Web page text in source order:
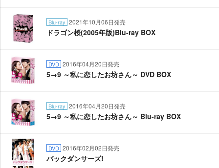
Blu-ray 2021年10月06日発売
ドラゴン桜(2005年版)Blu-ray BOX
DVD 2016年04月20日発売
5→9 ～私に恋したお坊さん～ DVD BOX
Blu-ray 2016年04月20日発売
5→9 ～私に恋したお坊さん～ Blu-ray BOX
DVD 2016年02月02日発売
バックダンサーズ!